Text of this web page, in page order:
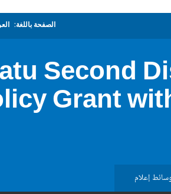
الصفحة باللغة:
Second
Grant
إعلام